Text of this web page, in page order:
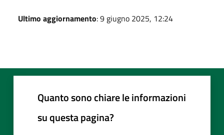
Ultimo aggiornamento: 9 giugno 2025, 12:24
Quanto sono chiare le informazioni
su questa pagina?